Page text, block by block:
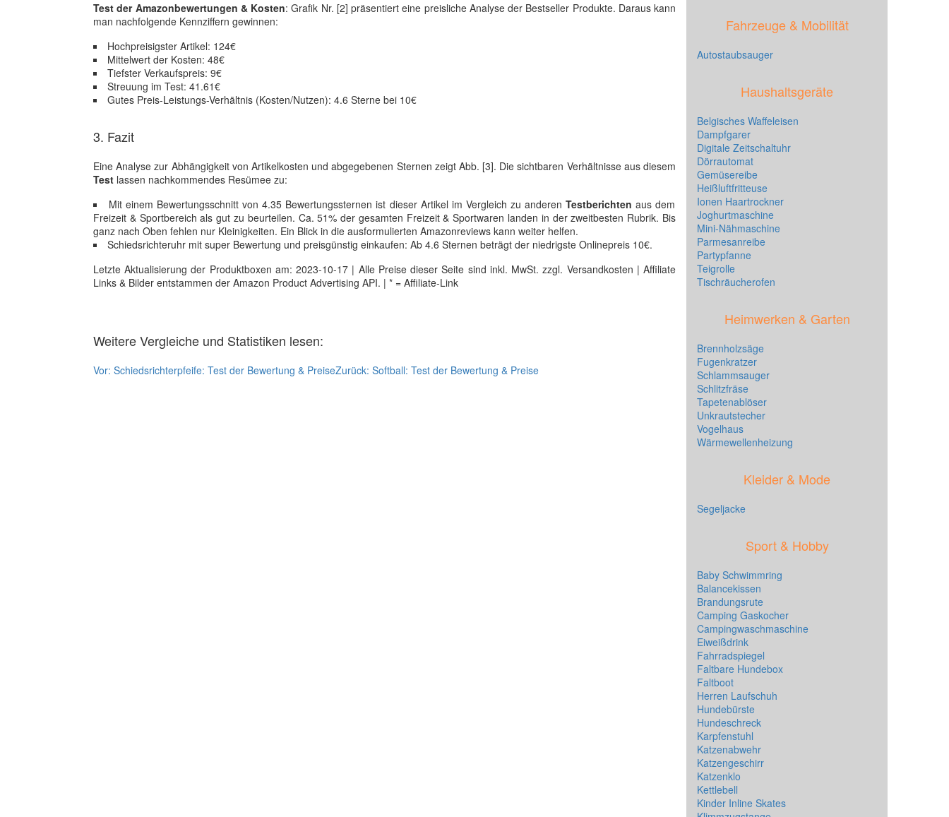
Test der Amazonbewertungen & Kosten: Grafik Nr. [2] präsentiert eine preisliche Analyse der Bestseller Produkte. Daraus kann
man nachfolgende Kennziffern gewinnen:
Hochpreisigster Artikel: 124€
Mittelwert der Kosten: 48€
Tiefster Verkaufspreis: 9€
Streuung im Test: 41.61€
Gutes Preis-Leistungs-Verhältnis (Kosten/Nutzen): 4.6 Sterne bei 10€
3. Fazit
Eine Analyse zur Abhängigkeit von Artikelkosten und abgegebenen Sternen zeigt Abb. [3]. Die sichtbaren Verhältnisse aus diesem
Test lassen nachkommendes Resümee zu:
Mit einem Bewertungsschnitt von 4.35 Bewertungssternen ist dieser Artikel im Vergleich zu anderen Testberichten aus dem
Freizeit & Sportbereich als gut zu beurteilen. Ca. 51% der gesamten Freizeit & Sportwaren landen in der zweitbesten Rubrik. Bis
ganz nach Oben fehlen nur Kleinigkeiten. Ein Blick in die ausformulierten Amazonreviews kann weiter helfen.
Schiedsrichteruhr mit super Bewertung und preisgünstig einkaufen: Ab 4.6 Sternen beträgt der niedrigste Onlinepreis 10€.
Letzte Aktualisierung der Produktboxen am: 2023-10-17 | Alle Preise dieser Seite sind inkl. MwSt. zzgl. Versandkosten | Affiliate
Links & Bilder entstammen der Amazon Product Advertising API. | * = Affiliate-Link
Weitere Vergleiche und Statistiken lesen:
Vor: Schiedsrichterpfeife: Test der Bewertung & PreiseZurück: Softball: Test der Bewertung & Preise
Fahrzeuge & Mobilität
Autostaubsauger
Haushaltsgeräte
Belgisches Waffeleisen
Dampfgarer
Digitale Zeitschaltuhr
Dörrautomat
Gemüsereibe
Heißluftfritteuse
Ionen Haartrockner
Joghurtmaschine
Mini-Nähmaschine
Parmesanreibe
Partypfanne
Teigrolle
Tischräucherofen
Heimwerken & Garten
Brennholzsäge
Fugenkratzer
Schlammsauger
Schlitzfräse
Tapetenablöser
Unkrautstecher
Vogelhaus
Wärmewellenheizung
Kleider & Mode
Segeljacke
Sport & Hobby
Baby Schwimmring
Balancekissen
Brandungsrute
Camping Gaskocher
Campingwaschmaschine
Eiweißdrink
Fahrradspiegel
Faltbare Hundebox
Faltboot
Herren Laufschuh
Hundebürste
Hundeschreck
Karpfenstuhl
Katzenabwehr
Katzengeschirr
Katzenklo
Kettlebell
Kinder Inline Skates